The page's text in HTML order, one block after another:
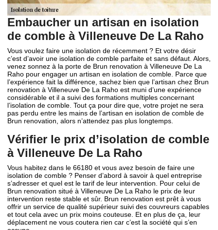
Embaucher un artisan en isolation
de comble à Villeneuve De La Raho
Vous voulez faire une isolation de récemment ? Et votre désir
c’est d’avoir une isolation de comble parfaite et sans défaut. Alors,
venez sonnez à la porte de Brun renovation à Villeneuve De La
Raho pour engager un artisan en isolation de comble. Parce que
l’expérience fait la différence, sachez bien que l’artisan chez Brun
renovation à Villeneuve De La Raho est muni d’une expérience
considérable et il a suivi des formations multiples concernant
l’isolation de comble. Tout ça pour dire que, votre projet ne sera
pas perdu entre les mains de l’artisan en isolation de comble de
Brun renovation, alors n’attendez pas plus longtemps.
Vérifier le prix d’isolation de comble
à Villeneuve De La Raho
Vous habitez dans le 66180 et vous avez besoin de faire une
isolation de comble ? Penser d’abord à savoir à quel entreprise
s’adresser et quel est le tarif de leur intervention. Pour celui de
Brun renovation situé à Villeneuve De La Raho le prix de leur
intervention reste stable et sûr. Brun renovation est prêt à vous
offrir un service de qualité supérieur suivi des couvreurs capables
et tout cela avec un prix moins couteuse. Et en plus de ça, leur
déplacement ne vous coutera rien car c’est la société qui s’en